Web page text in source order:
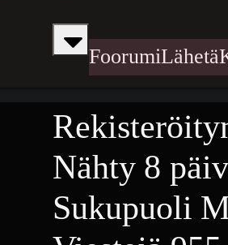
FoorumiLähetä
Nähty 8
Sukupuoli